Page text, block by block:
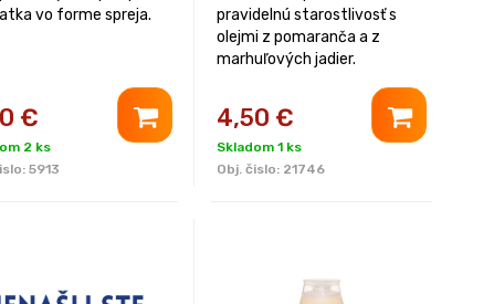
vo forme spreja.
€
2 ks
5913
pravidelnú starostlivosť s
olejmi z pomaranča a z
marhuľových jadier.
4,50 €
Skladom 1 ks
Obj. čislo: 21746